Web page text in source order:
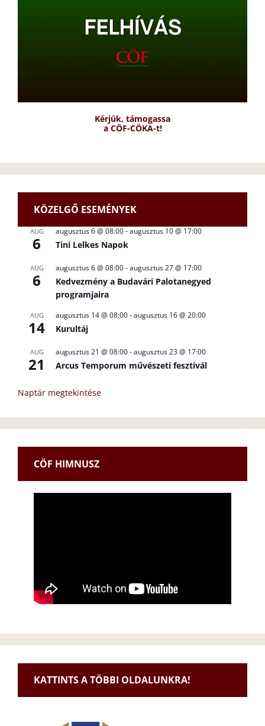
Kérjük, támogassa
a CÖF-CÖKA-t!
KÖZELGŐ ESEMÉNYEK
AUG
6
augusztus 6 @ 08:00-augusztus 10 @ 17:00
Tini Lelkes Napok
AUG
6
augusztus 6 @ 08:00-augusztus 27 @ 17:00
Kedvezmény a Budavári Palotanegyed
programjaira
AUG
14
augusztus 14 @ 08:00-augusztus 16 @ 20:00
Kurultáj
AUG
21
augusztus 21 @ 08:00-augusztus 23 @ 17:00
Arcus Temporum művészeti fesztivál
Naptár megtekintése
CÖF HIMNUSZ
KATTINTS A TÖBBI OLDALUNKRA!